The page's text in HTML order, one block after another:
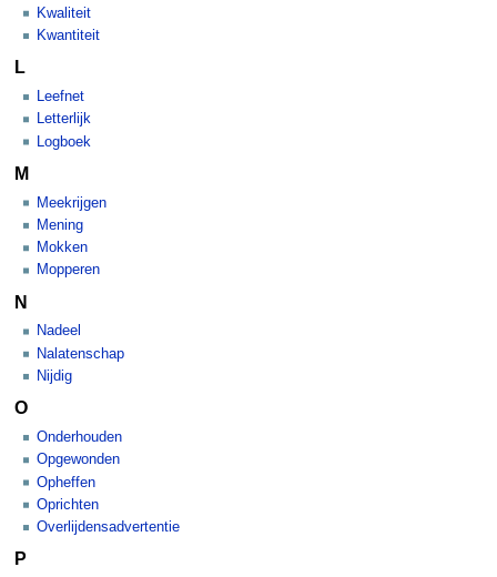
Kwaliteit
Kwantiteit
L
Leefnet
Letterlijk
Logboek
M
Meekrijgen
Mening
Mokken
Mopperen
N
Nadeel
Nalatenschap
Nijdig
O
Onderhouden
Opgewonden
Opheffen
Oprichten
Overlijdensadvertentie
P